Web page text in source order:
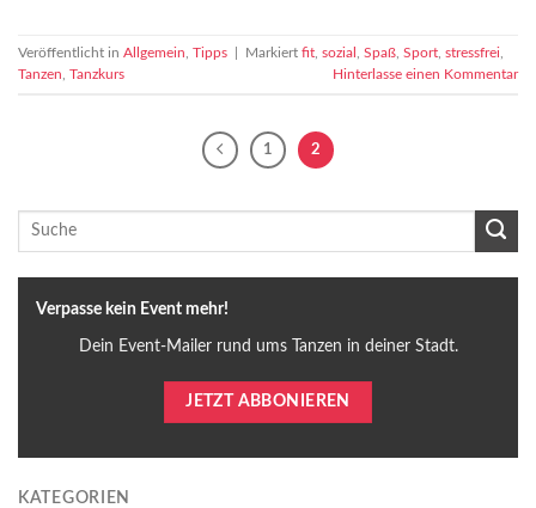
Veröffentlicht in Allgemein Tipps Markiert fit sozial Spaß Sport stressfrei
Tanzen
Tanzkurs Hinterlasse einen Kommentar
1 2
Verpasse kein Event mehr!
Dein Event-Mailer rund ums Tanzen in deiner Stadt.
JETZT ABBONIEREN
KATEGORIEN